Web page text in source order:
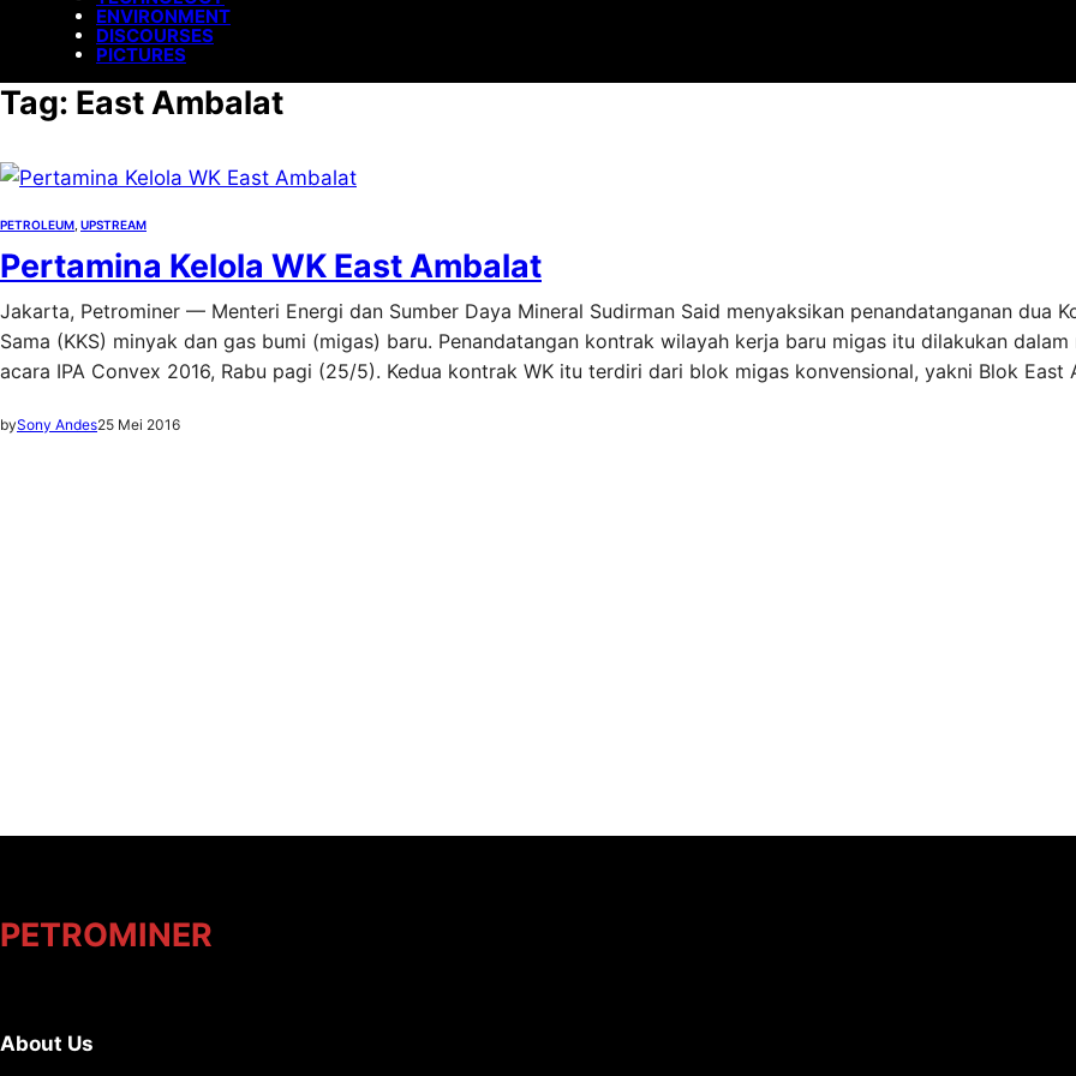
ENVIRONMENT
DISCOURSES
PICTURES
Tag: East Ambalat
PETROLEUM UPSTREAM
Pertamina Kelola WK East Ambalat
Jakarta, Petrominer — Menteri Energi dan Sumber Daya Mineral Sudirman Said menyaksikan penandatanganan dua
Sama (KKS) minyak dan gas bumi (migas) baru. Penandatangan kontrak wilayah kerja baru migas itu dilakukan dalam
acara IPA Convex 2016, Rabu pagi (25/5). Kedua kontrak WK itu terdiri dari blok migas konvensional, yakni Blok East
bySony Andes25 Mei 2016
PETROMINER
About Us